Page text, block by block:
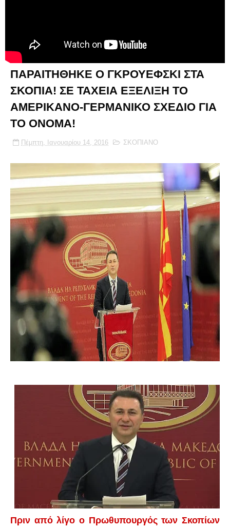
ΠΑΡΑΙΤΗΘΗΚΕ Ο ΓΚΡΟΥΕΦΣΚΙ ΣΤΑ
ΣΚΟΠΙΑ! ΣΕ ΤΑΧΕΙΑ ΕΞΕΛΙΞΗ ΤΟ
ΑΜΕΡΙΚΑΝΟ-ΓΕΡΜΑΝΙΚΟ ΣΧΕΔΙΟ ΓΙΑ
ΤΟ ΟΝΟΜΑ!
Πέμπτη, Ιανουαρίου 14, 2016 ΣΚΟΠΙΑΝΟ
Πριν από λίγο ο Πρωθυπουργός των Σκοπίων